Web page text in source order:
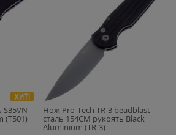
ХИТ!
S35VN
(T501)
Нож Pro-Tech TR-3 beadblast
сталь 154CM рукоять Black
Aluminium (TR-3)